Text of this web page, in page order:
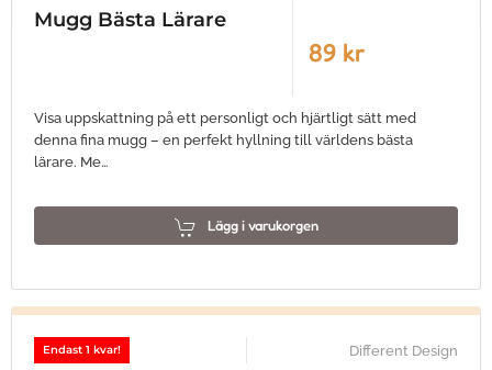
Mugg Bästa Lärare
89 kr
Visa uppskattning på ett personligt och hjärtligt sätt med
denna fina mugg – en perfekt hyllning till världens bästa
lärare. Me…
Lägg i varukorgen
Endast 1 kvar! Different Design